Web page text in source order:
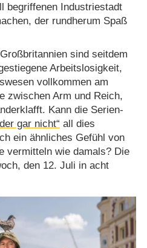
begriffenen Industriestadt
der rundherum Spaß
sind seitdem
Arbeitslosigkeit,
vollkommen am
zwischen Arm und Reich,
Kann die Serien-
gar nicht“ all dies
ein ähnliches Gefühl von
vermitteln wie damals? Die
den 12. Juli in acht